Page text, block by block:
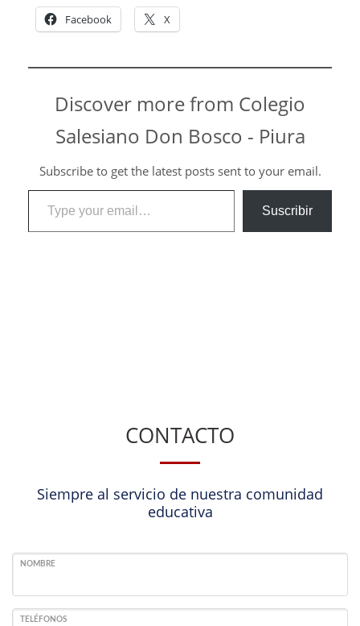
Facebook X
Discover more from Colegio
Salesiano Don Bosco - Piura
Subscribe to get the latest posts sent to your email.
Type your email…
Suscribir
CONTACTO
Siempre al servicio de nuestra comunidad
educativa
NOMBRE
TELÉFONOS